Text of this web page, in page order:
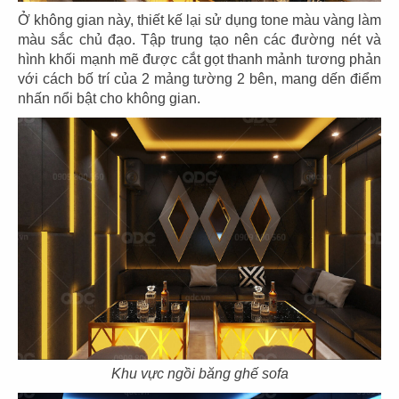
Ở không gian này, thiết kế lại sử dụng tone màu vàng làm
màu sắc chủ đạo. Tập trung tạo nên các đường nét và
hình khối mạnh mẽ được cắt gọt thanh mảnh tương phản
với cách bố trí của 2 mảng tường 2 bên, mang dến điểm
nhấn nổi bật cho không gian.
Khu vực ngồi băng ghế sofa
35
EL GAUCHO
36
EL GAUCHO
CN Hội An
EL GAUCHO
CN Hà Nội
38
EL GAUCHO
CN Trần Hưng Đạo